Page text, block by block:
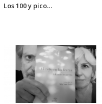
Los 100 y pico…